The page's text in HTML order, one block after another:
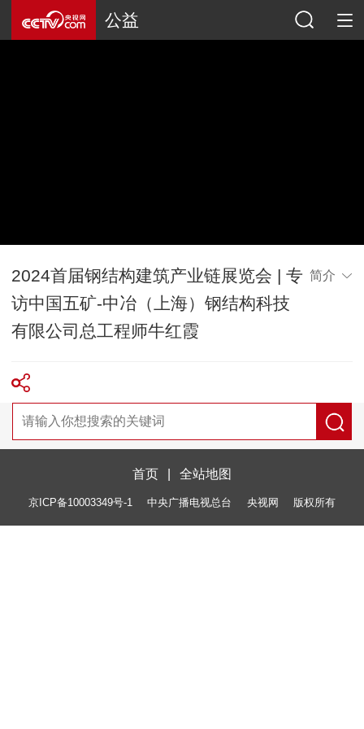
公益
2024首届钢结构建筑产业链展览会 | 专
访中国五矿-中冶（上海）钢结构科技
有限公司总工程师牛红霞
简介
首页 全站地图
京ICP备10003349号-1 中央广播电视总台 央视网 版权所有